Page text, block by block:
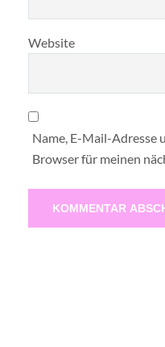
Website
Name, E-Mail-Adresse
Browser für meinen